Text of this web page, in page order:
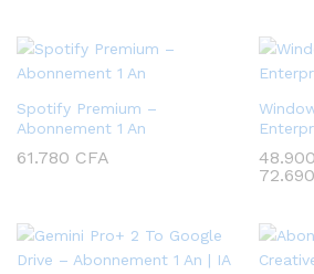
299.000 CFA
à
420.000 CFA
Spotify Premium –
Abonnement 1 An
61.780 CFA 48.900
72.690